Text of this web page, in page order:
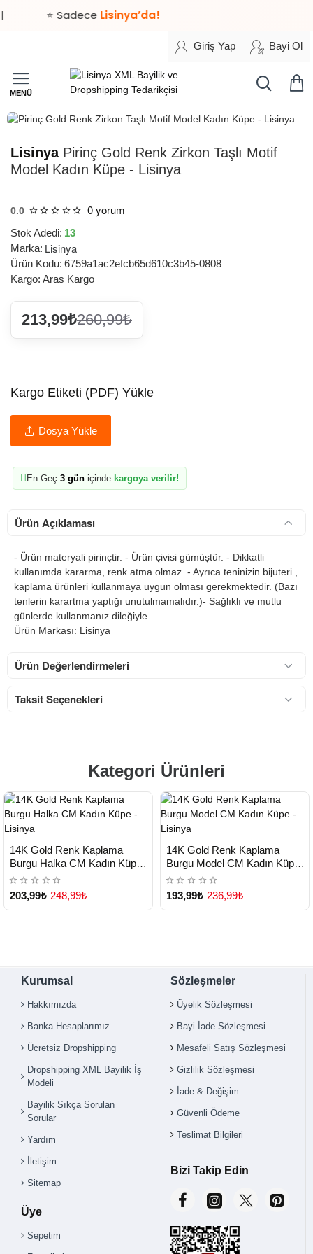
⭐ SadeceLisinya’da!
Giriş Yap Bayi Ol
LisinyaPirinç Gold Renk Zirkon Taşlı Motif
Model Kadın Küpe - Lisinya
0.0 0 yorum
Stok Adedi: 13
Marka: Lisinya
Ürün Kodu: 6759a1ac2efcb65d610c3b45-0808
Kargo: Aras Kargo
213,99₺260,99₺
Kargo Etiketi (PDF) Yükle
Dosya Yükle
En Geç 3 gün içinde kargoya verilir!
Ürün Açıklaması
- Ürün materyali pirinçtir. - Ürün çivisi gümüştür. - Dikkatli
kullanımda kararma, renk atma olmaz. - Ayrıca teninizin bijuteri ,
kaplama ürünleri kullanmaya uygun olması gerekmektedir. (Bazı
tenlerin karartma yaptığı unutulmamalıdır.)- Sağlıklı ve mutlu
günlerde kullanmanız dileğiyle…
Ürün Markası: Lisinya
Ürün Değerlendirmeleri
Taksit Seçenekleri
Kategori Ürünleri
TESLİMAT
14K Gold Renk Kaplama
Burgu Halka CM Kadın Küpe -
Lisinya
203,99₺ 248,99₺
TESLİMAT
14K Gold Renk Kaplama
Burgu Model CM Kadın Küpe -
Lisinya
193,99₺ 236,99₺
Kurumsal
Hakkımızda
Banka Hesaplarımız
Ücretsiz Dropshipping
Dropshipping XML Bayilik İş
Modeli
Bayilik Sıkça Sorulan
Sorular
Yardım
İletişim
Sitemap
Üye
Sepetim
Sözleşmeler
Üyelik Sözleşmesi
Bayi İade Sözleşmesi
Mesafeli Satış Sözleşmesi
Gizlilik Sözleşmesi
İade & Değişim
Güvenli Ödeme
Teslimat Bilgileri
Bizi Takip Edin